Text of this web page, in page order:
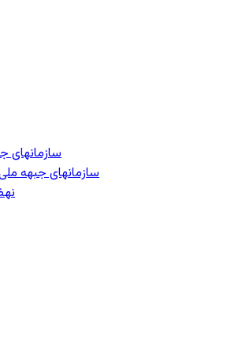
- سازمانهای
- سازمانهای جبهه
-